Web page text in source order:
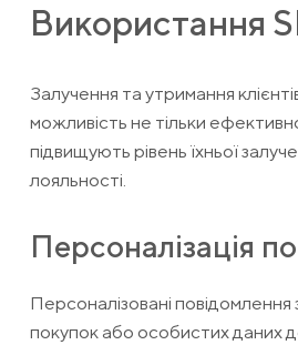
Використання
Залучення та утримання
можливість не тільки
підвищують рівень їхньої
лояльності.
Персоналізація
Персоналізовані повідомлення
покупок або особистих даних